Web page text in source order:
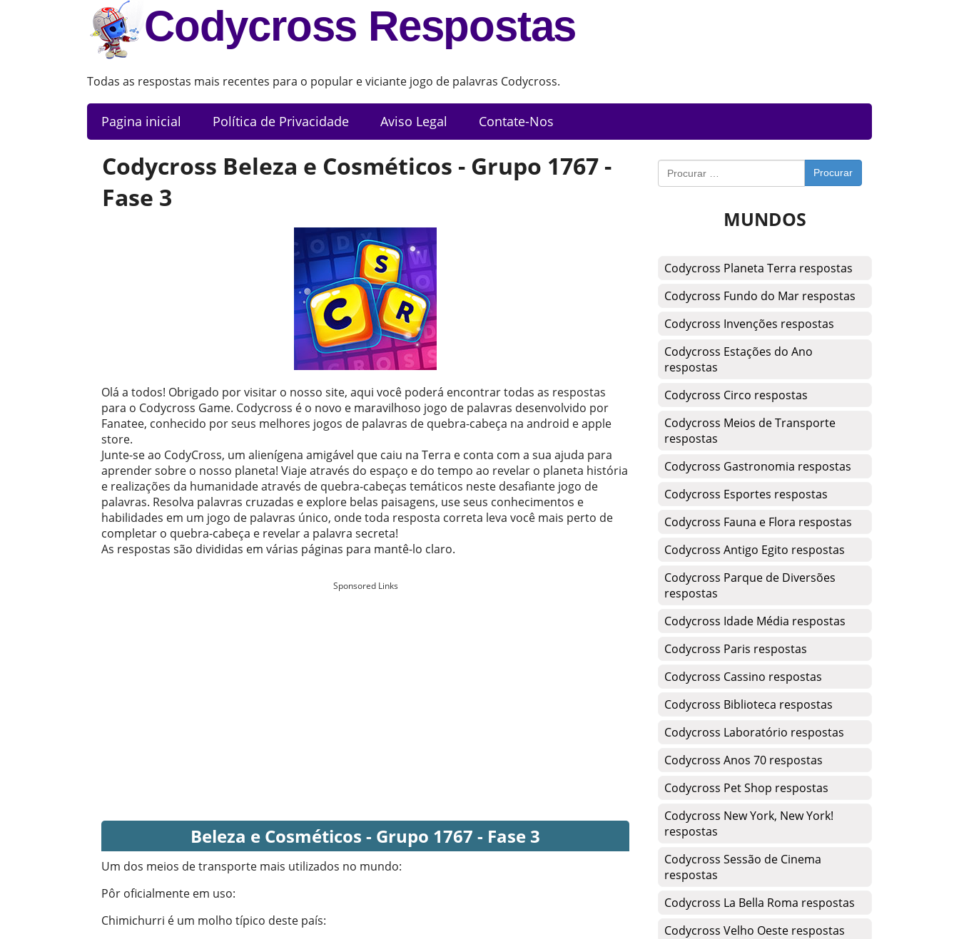
Codycross Respostas
Todas as respostas mais recentes para o popular e viciante jogo de palavras Codycross.
Pagina inicial Política de Privacidade Aviso Legal Contate-Nos
Codycross Beleza e Cosméticos - Grupo 1767 -
Fase 3
Olá a todos! Obrigado por visitar o nosso site, aqui você poderá encontrar todas as respostas
para o Codycross Game. Codycross é o novo e maravilhoso jogo de palavras desenvolvido por
Fanatee, conhecido por seus melhores jogos de palavras de quebra-cabeça na android e apple
store.
Junte-se ao CodyCross, um alienígena amigável que caiu na Terra e conta com a sua ajuda para
aprender sobre o nosso planeta! Viaje através do espaço e do tempo ao revelar o planeta história
e realizações da humanidade através de quebra-cabeças temáticos neste desafiante jogo de
palavras. Resolva palavras cruzadas e explore belas paisagens, use seus conhecimentos e
habilidades em um jogo de palavras único, onde toda resposta correta leva você mais perto de
completar o quebra-cabeça e revelar a palavra secreta!
As respostas são divididas em várias páginas para mantê-lo claro.
Sponsored Links
Beleza e Cosméticos - Grupo 1767 - Fase 3
Um dos meios de transporte mais utilizados no mundo:
Pôr oficialmente em uso:
Chimichurri é um molho típico deste país:
Procurar
MUNDOS
Codycross Planeta Terra respostas
Codycross Fundo do Mar respostas
Codycross Invenções respostas
Codycross Estações do Ano
respostas
Codycross Circo respostas
Codycross Meios de Transporte
respostas
Codycross Gastronomia respostas
Codycross Esportes respostas
Codycross Fauna e Flora respostas
Codycross Antigo Egito respostas
Codycross Parque de Diversões
respostas
Codycross Idade Média respostas
Codycross Paris respostas
Codycross Cassino respostas
Codycross Biblioteca respostas
Codycross Laboratório respostas
Codycross Anos 70 respostas
Codycross Pet Shop respostas
Codycross New York, New York!
respostas
Codycross Sessão de Cinema
respostas
Codycross La Bella Roma respostas
Codycross Velho Oeste respostas